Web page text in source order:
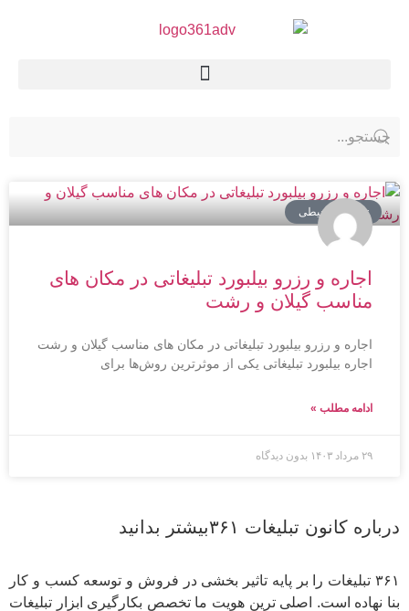
تبلیغات محیطی
اجاره و رزرو بیلبورد تبلیغاتی در مکان های
مناسب گیلان و رشت
اجاره و رزرو بیلبورد تبلیغاتی در مکان های مناسب گیلان و رشت
اجاره بیلبورد تبلیغاتی یکی از موثرترین روش‌ها برای
ادامه مطلب »
۲۹ مرداد ۱۴۰۳ بدون دیدگاه
درباره کانون تبلیغات ۳۶۱بیشتر بدانید
۳۶۱ تبلیغات را بر پایه تاثیر بخشی در فروش و توسعه کسب و کار
بنا نهاده است. اصلی ترین هویت ما تخصص بکارگیری ابزار تبلیغات